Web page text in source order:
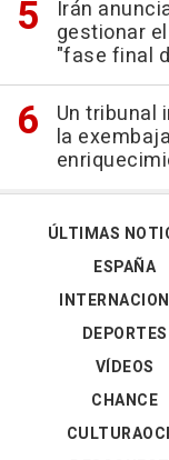
Irán
gestionar
"fase final
Un tribunal
la
ÚLTIMAS
ESPAÑA
DEPORTES
VÍDEOS
CHANCE